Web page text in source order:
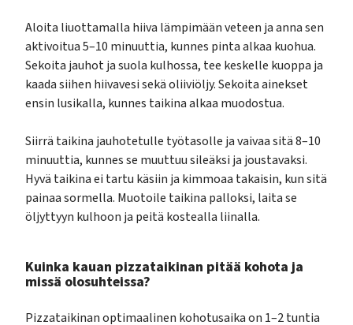
Aloita liuottamalla hiiva lämpimään veteen ja anna sen
aktivoitua 5–10 minuuttia, kunnes pinta alkaa kuohua.
Sekoita jauhot ja suola kulhossa, tee keskelle kuoppa ja
kaada siihen hiivavesi sekä oliiviöljy. Sekoita ainekset
ensin lusikalla, kunnes taikina alkaa muodostua.
Siirrä taikina jauhotetulle työtasolle ja vaivaa sitä 8–10
minuuttia, kunnes se muuttuu sileäksi ja joustavaksi.
Hyvä taikina ei tartu käsiin ja kimmoaa takaisin, kun sitä
painaa sormella. Muotoile taikina palloksi, laita se
öljyttyyn kulhoon ja peitä kostealla liinalla.
Kuinka kauan pizzataikinan pitää kohota ja
missä olosuhteissa?
Pizzataikinan optimaalinen kohotusaika on 1–2 tuntia